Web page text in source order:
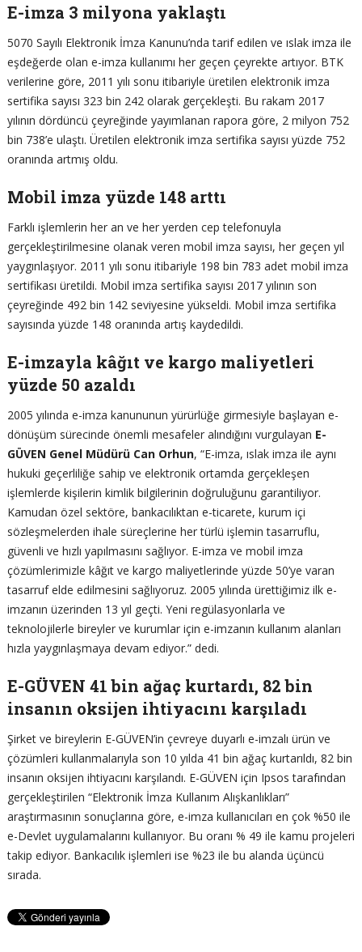
E-imza 3 milyona yaklaştı
5070 Sayılı Elektronik İmza Kanunu’nda tarif edilen ve ıslak imza ile
eşdeğerde olan e-imza kullanımı her geçen çeyrekte artıyor. BTK
verilerine göre, 2011 yılı sonu itibariyle üretilen elektronik imza
sertifika sayısı 323 bin 242 olarak gerçekleşti. Bu rakam 2017
yılının dördüncü çeyreğinde yayımlanan rapora göre, 2 milyon 752
bin 738’e ulaştı. Üretilen elektronik imza sertifika sayısı yüzde 752
oranında artmış oldu.
Mobil imza yüzde 148 arttı
Farklı işlemlerin her an ve her yerden cep telefonuyla
gerçekleştirilmesine olanak veren mobil imza sayısı, her geçen yıl
yaygınlaşıyor. 2011 yılı sonu itibariyle 198 bin 783 adet mobil imza
sertifikası üretildi. Mobil imza sertifika sayısı 2017 yılının son
çeyreğinde 492 bin 142 seviyesine yükseldi. Mobil imza sertifika
sayısında yüzde 148 oranında artış kaydedildi.
E-imzayla kâğıt ve kargo maliyetleri
yüzde 50 azaldı
2005 yılında e-imza kanununun yürürlüğe girmesiyle başlayan e-
dönüşüm sürecinde önemli mesafeler alındığını vurgulayan E-
GÜVEN Genel Müdürü Can Orhun, “E-imza, ıslak imza ile aynı
hukuki geçerliliğe sahip ve elektronik ortamda gerçekleşen
işlemlerde kişilerin kimlik bilgilerinin doğruluğunu garantiliyor.
Kamudan özel sektöre, bankacılıktan e-ticarete, kurum içi
sözleşmelerden ihale süreçlerine her türlü işlemin tasarruflu,
güvenli ve hızlı yapılmasını sağlıyor. E-imza ve mobil imza
çözümlerimizle kâğıt ve kargo maliyetlerinde yüzde 50’ye varan
tasarruf elde edilmesini sağlıyoruz. 2005 yılında ürettiğimiz ilk e-
imzanın üzerinden 13 yıl geçti. Yeni regülasyonlarla ve
teknolojilerle bireyler ve kurumlar için e-imzanın kullanım alanları
hızla yaygınlaşmaya devam ediyor.” dedi.
E-GÜVEN 41 bin ağaç kurtardı, 82 bin
insanın oksijen ihtiyacını karşıladı
Şirket ve bireylerin E-GÜVEN’in çevreye duyarlı e-imzalı ürün ve
çözümleri kullanmalarıyla son 10 yılda 41 bin ağaç kurtarıldı, 82 bin
insanın oksijen ihtiyacını karşılandı. E-GÜVEN için Ipsos tarafından
gerçekleştirilen “Elektronik İmza Kullanım Alışkanlıkları”
araştırmasının sonuçlarına göre, e-imza kullanıcıları en çok %50 ile
e-Devlet uygulamalarını kullanıyor. Bu oranı % 49 ile kamu projeleri
takip ediyor. Bankacılık işlemleri ise %23 ile bu alanda üçüncü
sırada.